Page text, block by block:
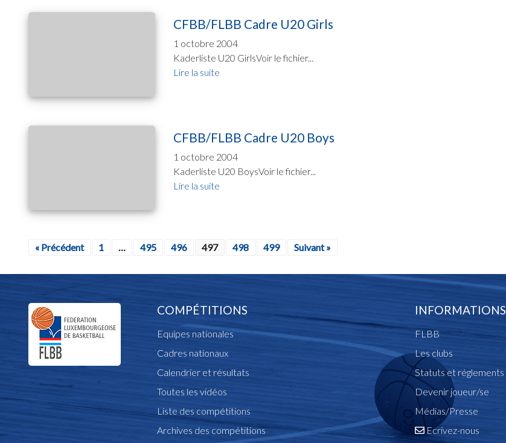
CFBB/FLBB Cadre U20 Girls
1 octobre 2004
Kaderliste U20 GirlsVoir le fichier...
Lire la suite
CFBB/FLBB Cadre U20 Boys
1 octobre 2004
Kaderliste U20 BoysVoir le fichier...
Lire la suite
« Précédent 1 … 495 496 497 498 499 Suivant »
COMPÉTITIONS
Equipes nationales
Cadres nationaux
Calendrier et résultats
Toutes les vidéos
Liste des compétitions
Archives des compétitions
INFORMATIONS
FLBB
Les clubs
Statuts et réglements
Devenir joueur/se
Médias/Presse
Ecrivez-nous